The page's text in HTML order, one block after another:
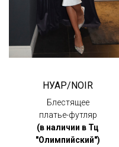
НУАР/NOIR
Блестящее
платье-футляр
(в наличии в Тц
"Олимпийский")